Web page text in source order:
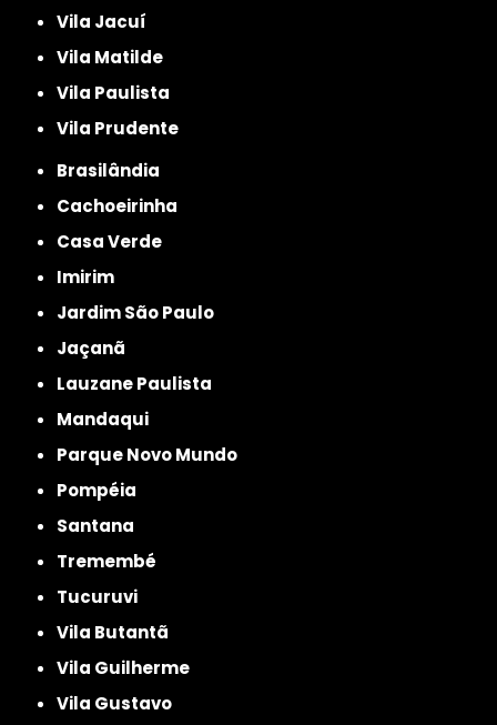
Vila Jacuí
Vila Matilde
Vila Paulista
Vila Prudente
Brasilândia
Cachoeirinha
Casa Verde
Imirim
Jardim São Paulo
Jaçanã
Lauzane Paulista
Mandaqui
Parque Novo Mundo
Pompéia
Santana
Tremembé
Tucuruvi
Vila Butantã
Vila Guilherme
Vila Gustavo